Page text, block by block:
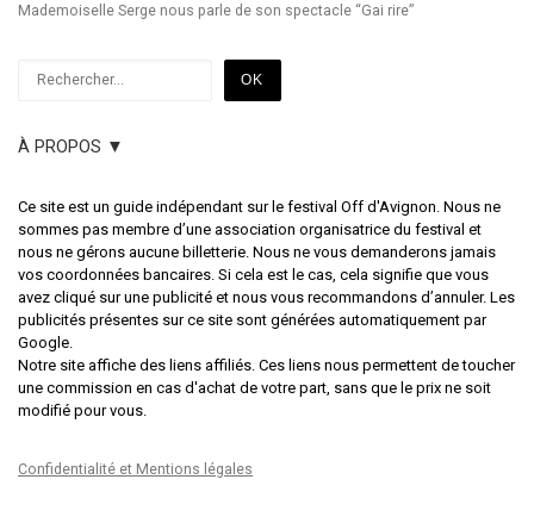
Mademoiselle Serge nous parle de son spectacle “Gai rire”
OK
À PROPOS ▼
Ce site est un guide indépendant sur le festival Off d'Avignon. Nous ne
sommes pas membre d’une association organisatrice du festival et
nous ne gérons aucune billetterie. Nous ne vous demanderons jamais
vos coordonnées bancaires. Si cela est le cas, cela signifie que vous
avez cliqué sur une publicité et nous vous recommandons d’annuler. Les
publicités présentes sur ce site sont générées automatiquement par
Google.
Notre site affiche des liens affiliés. Ces liens nous permettent de toucher
une commission en cas d'achat de votre part, sans que le prix ne soit
modifié pour vous.
Confidentialité et Mentions légales